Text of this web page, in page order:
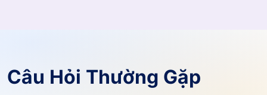
Câu Hỏi Thường Gặp